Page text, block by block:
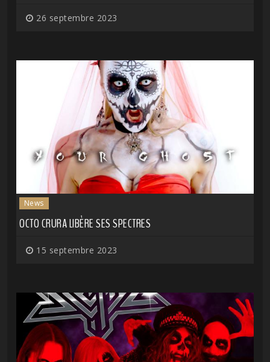
26 septembre 2023
News
OCTO CRURA LIBÈRE SES SPECTRES
15 septembre 2023